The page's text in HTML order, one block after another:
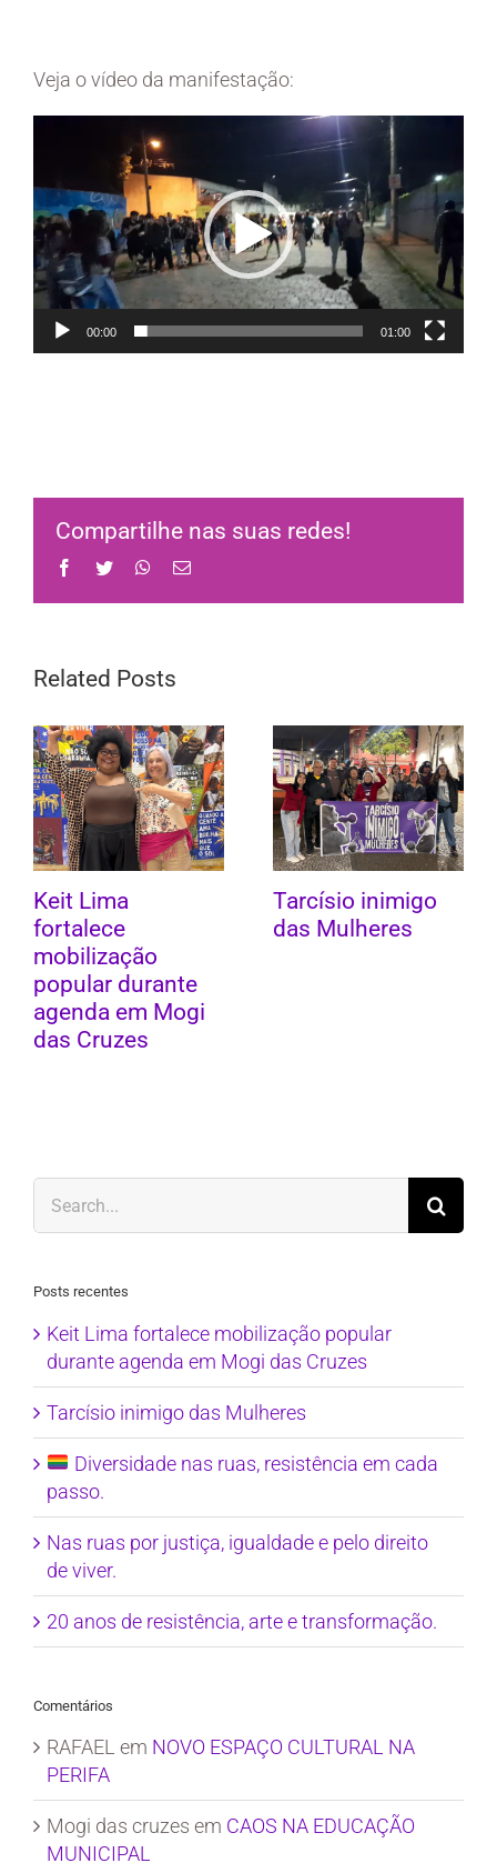
Veja o vídeo da manifestação:
vídeo
00:00 01:00
Compartilhe nas suas redes!
Facebook
Twitter WhatsApp
Email
Related Posts
Keit Lima
fortalece
mobilização
popular durante
agenda em Mogi
das Cruzes
Tarcísio inimigo
das Mulheres
for:
Posts recentes
Keit Lima fortalece mobilização popular
durante agenda em Mogi das Cruzes
Tarcísio inimigo das Mulheres
Diversidade nas ruas, resistência em cada
passo.
Nas ruas por justiça, igualdade e pelo direito
de viver.
20 anos de resistência, arte e transformação.
Comentários
RAFAEL em NOVO ESPAÇO CULTURAL NA
PERIFA
Mogi das cruzes em CAOS NA EDUCAÇÃO
MUNICIPAL